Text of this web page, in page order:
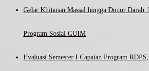
Gelar Khitanan Massal hingga Donor Darah,
Program Sosial GUIM
Evaluasi Semester I Capaian Program